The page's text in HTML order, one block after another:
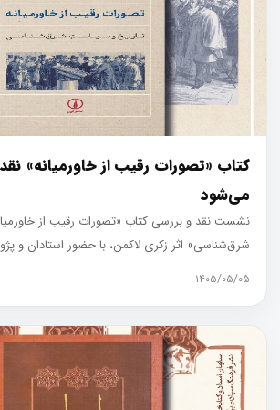
کتاب «تصورات رقیب از خاورمیانه»
می‌شود
نشست نقد و بررسی کتاب «تصورات رقیب از
شرق‌شناسی» اثر زکری لاکمن، با حضور استادان و
۱۴۰۵/۰۵/۰۵